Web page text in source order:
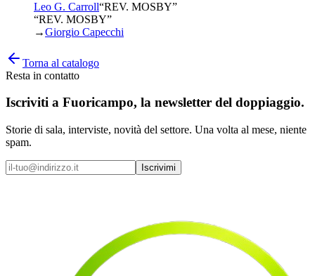
Leo G. Carroll“REV. MOSBY”
“REV. MOSBY”
→Giorgio Capecchi
Torna al catalogo
Resta in contatto
Iscriviti a Fuoricampo, la newsletter del doppiaggio.
Storie di sala, interviste, novità del settore. Una volta al mese, niente
spam.
Iscrivimi